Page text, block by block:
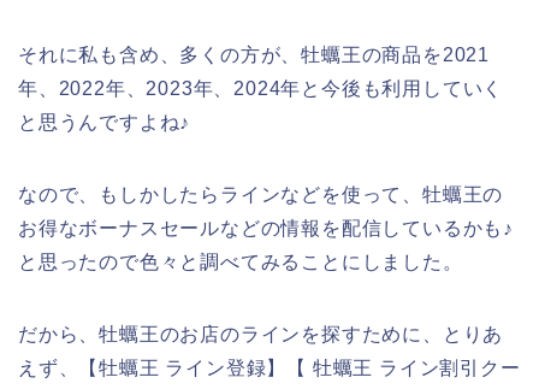
それに私も含め、多くの方が、牡蠣王の商品を2021
年、2022年、2023年、2024年と今後も利用していく
と思うんですよね♪
なので、もしかしたらラインなどを使って、牡蠣王の
お得なボーナスセールなどの情報を配信しているかも♪
と思ったので色々と調べてみることにしました。
だから、牡蠣王のお店のラインを探すために、とりあ
えず、【牡蠣王 ライン登録】【 牡蠣王 ライン割引クー